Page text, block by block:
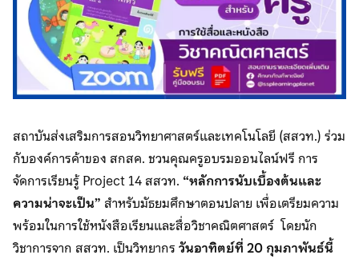
สถาบันส่งเสริมการสอนวิทยาศาสตร์และเทคโนโลยี (สสวท.) ร่วม
กับองค์การค้าของ สกสค. ชวนคุณครูอบรมออนไลน์ฟรี การ
จัดการเรียนรู้ Project 14 สสวท. “หลักการนับเบื้องต้นและ
ความน่าจะเป็น” สำหรับมัธยมศึกษาตอนปลาย เพื่อเตรียมความ
พร้อมในการใช้หนังสือเรียนและสื่อวิชาคณิตศาสตร์ โดยนัก
วิชาการจาก สสวท. เป็นวิทยากรวันอาทิตย์ที่ 20 กุมภาพันธ์นี้